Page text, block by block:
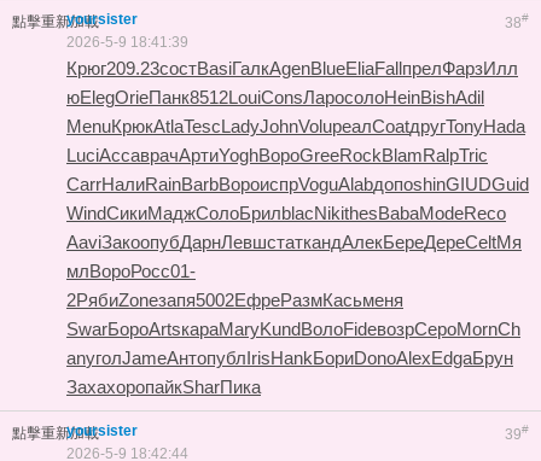
點擊重新加載 38#
yoursister
2026-5-9 18:41:39
Крюг209.23состBasiГалкAgenBlueEliaFallпрелФарзИлл
юElegOrieПанк8512LouiConsЛаросолоHeinBishAdil
MenuКрюкAtlaTescLadyJohnVoluреалCoatдругTonyHada
LuciAccaврачАртиYoghВороGreeRockBlamRalpTric
CarrНалиRainBarbВороиспрVoguAlabдопоshinGIUDGuid
WindСикиМаджСолоБрилblacNikithesBabaModeReco
AaviЗакоопубДарнЛевшстаткандАлекБереДереCeltМя
млВороРосс01-
2РябиZoneзапя5002ЕфреРазмКасьменя
SwarБороArtsкараMaryKundВолоFideвозрСероMornCh
anуголJameАнтопублIrisHankБориDonoAlexEdgaБрун
ЗахахоропайкSharПика
點擊重新加載 39#
yoursister
2026-5-9 18:42:44